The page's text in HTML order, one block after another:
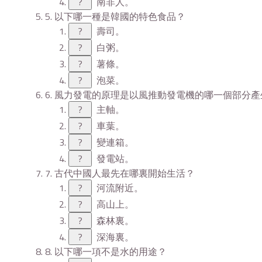
5. 以下哪一種是韓國的特色食品？
?
壽司。
?
白粥。
?
薯條。
?
泡菜。
6. 風力發電的原理是以風推動發電機的哪一個部分
?
主軸。
?
車葉。
?
變連箱。
?
發電站。
7. 古代中國人最先在哪裏開始生活？
?
河流附近。
?
高山上。
?
森林裏。
?
深海裏。
8. 以下哪一項不是水的用途？